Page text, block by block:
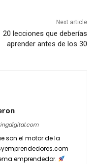
Next article
20 lecciones que deberías
aprender antes de los 30
son el motor de la
emprendedor.